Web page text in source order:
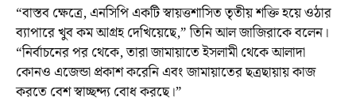
“বাস্তব ক্ষেত্রে, এনসিপি একটি স্বায়ত্তশাসিত তৃতীয় শক্তি হয়ে ওঠার
ব্যাপারে খুব কম আগ্রহ দেখিয়েছে,” তিনি আল জাজিরাকে বলেন।
“নির্বাচনের পর থেকে, তারা জামায়াতে ইসলামী থেকে আলাদা
কোনও এজেন্ডা প্রকাশ করেনি এবং জামায়াতের ছত্রছায়ায় কাজ
করতে বেশ স্বাচ্ছন্দ্য বোধ করছে।”